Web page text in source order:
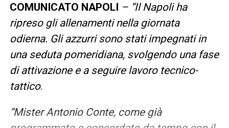
COMUNICATO NAPOLI – “Il Napoli ha
ripreso gli allenamenti nella giornata
odierna. Gli azzurri sono stati impegnati in
una seduta pomeridiana, svolgendo una fase
di attivazione e a seguire lavoro tecnico-
tattico.
“Mister Antonio Conte, come già